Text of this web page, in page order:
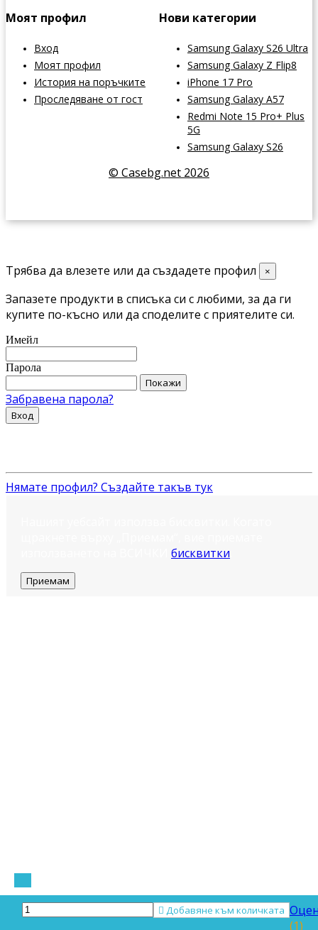
 Добавяне към количката
(1)
Моят профил
Вход
Моят профил
История на поръчките
Проследяване от гост
Нови категории
Samsung Galaxy S26 Ultra
Samsung Galaxy Z Flip8
iPhone 17 Pro
Samsung Galaxy A57
Redmi Note 15 Pro+ Plus
5G
Samsung Galaxy S26
© Casebg.net 2026
Трябва да влезете или да създадете профил ×
Запазете продукти в списъка си с любими, за да ги
купите по-късно или да споделите с приятелите си.
Имейл
Парола
Покажи
Забравена парола?
Вход
Нямате профил? Създайте такъв тук
бисквитки
Приемам